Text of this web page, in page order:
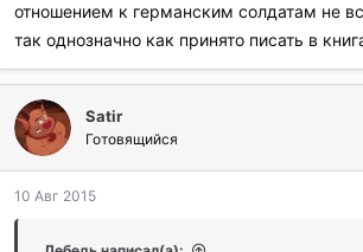
отношением к германским солдатам не
так однозначно как принято писать в
Satir
Готовящийся
10 Авг 2015